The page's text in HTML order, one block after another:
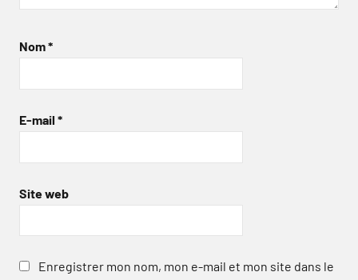
Nom*
E-mail *
Site web
Enregistrer mon nom, mon e-mail et mon site dans le